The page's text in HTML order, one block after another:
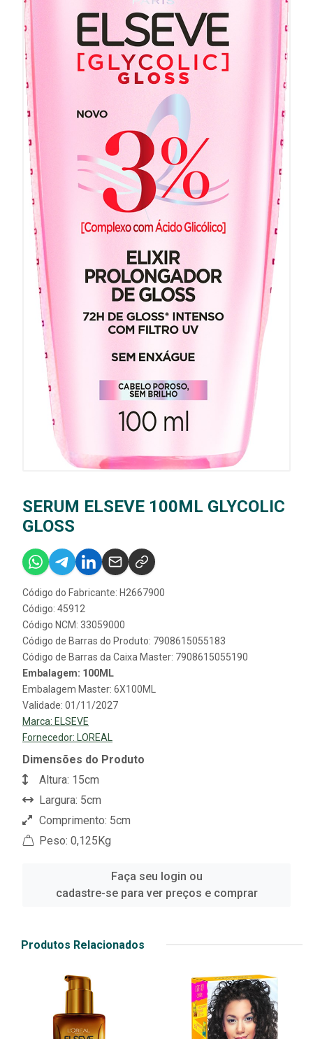
SERUM ELSEVE 100ML GLYCOLIC
GLOSS
Código do Fabricante: H2667900
Código: 45912
Código NCM: 33059000
Código de Barras do Produto: 7908615055183
Código de Barras da Caixa Master: 7908615055190
Embalagem: 100ML
Embalagem Master: 6X100ML
Validade: 01/11/2027
Marca: ELSEVE
Fornecedor:
LOREAL
Dimensões do Produto
Altura: 15cm
Largura: 5cm
Comprimento: 5cm
Peso: 0,125Kg
Faça seu login ou
cadastre-se para ver preços e comprar
Produtos Relacionados